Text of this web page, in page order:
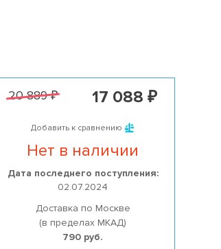
20 889 ₽ 17 088 ₽
Добавить к сравнению
Нет в наличии
Дата последнего поступления:
02.07.2024
Доставка по Москве
(в пределах МКАД)
790 руб.